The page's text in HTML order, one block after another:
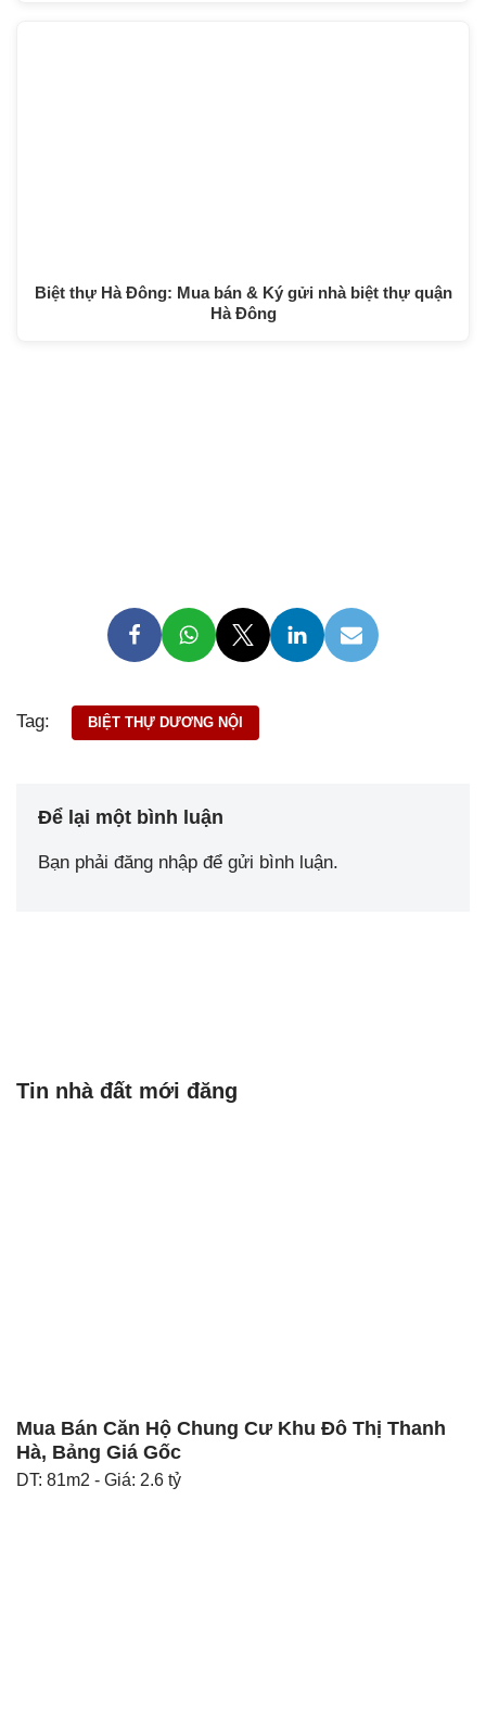
Biệt thự Hà Đông: Mua bán & Ký gửi nhà biệt thự quận
Hà Đông
Tag: BIỆT THỰ DƯƠNG NỘI
Để lại một bình luận
Bạn phải đăng nhập để gửi bình luận.
Tin nhà đất mới đăng
Mua Bán Căn Hộ Chung Cư Khu Đô Thị Thanh
Hà, Bảng Giá Gốc
DT: 81m2 - Giá: 2.6 tỷ